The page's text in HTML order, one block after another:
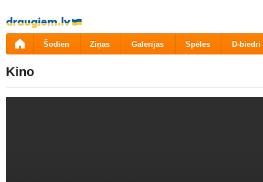
Pāriet
uz
saturu
Šodien Ziņas Galerijas Spēles D-biedri
Kino